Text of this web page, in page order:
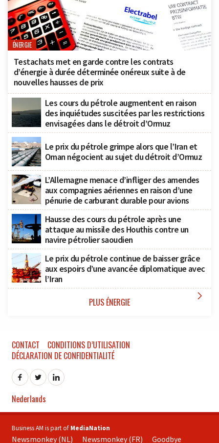
ÉNERGIE
Testachats met en garde contre les contrats
d’énergie à durée déterminée onéreux suite à de
nouvelles hausses de prix
Les cours du pétrole augmentent en raison
des inquiétudes suscitées par les restrictions
envisagées dans le détroit d’Ormuz
Le prix du pétrole grimpe alors que l’Iran et
Oman négocient au sujet du détroit d’Ormuz
L’Allemagne menace d’infliger des amendes
aux compagnies aériennes en raison d’une
pénurie de carburant durable pour avions
Hausse des cours du pétrole après une
attaque au missile des Houthis contre un
navire pétrolier saoudien
Le prix du pétrole continue de baisser grâce
aux espoirs d’une avancée diplomatique avec
l’Iran
PLUS ÉNERGIE 
CONTACT
CONDITIONS D’UTILISATION
DÉCLARATION DE CONFIDENTIALITÉ
Nederlands
Business AM is part of MediaNation
Newsmonkey (NL) Newsmonkey (FR) Goodbye